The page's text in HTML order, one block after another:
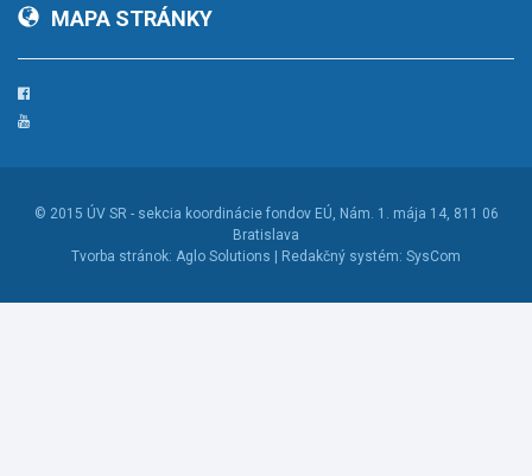
MAPA STRÁNKY
Facebook
YouTube
© 2015 ÚV SR - sekcia koordinácie fondov EÚ, Nám. 1. mája 14, 811 06
Bratislava
Tvorba stránok: Aglo Solutions | Redakčný systém: SysCom